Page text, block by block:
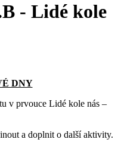
- Lidé kole
DNY
v prvouce Lidé kole nás –
a doplnit o další aktivity.